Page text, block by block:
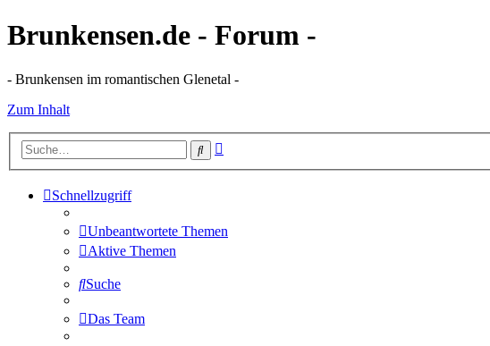
Brunkensen.de - Forum -
- Brunkensen im romantischen Glenetal -
Zum Inhalt
Suche
Schnellzugriff
Unbeantwortete Themen
Aktive Themen
Suche
Das Team